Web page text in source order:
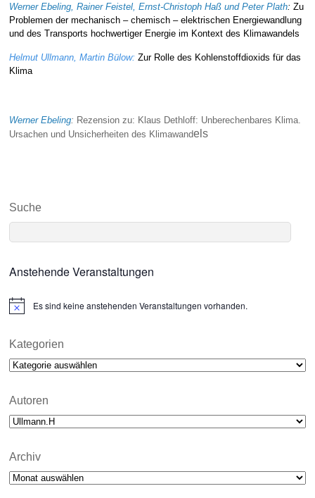
Werner Ebeling, Rainer Feistel, Ernst-Christoph Haß und Peter Plath:Zu
Problemen der mechanisch – chemisch – elektrischen Energiewandlung
und des Transports hochwertiger Energie im Kontext des Klimawandels
Helmut Ullmann, Martin Bülow:Zur Rolle des Kohlenstoffdioxids für das
Klima
Werner Ebeling: Rezension zu: Klaus Dethloff: Unberechenbares Klima.
Ursachen und Unsicherheiten des Klimawandels
Suche
Anstehende Veranstaltungen
N
i
e
Es sind keine anstehenden Veranstaltungen vorhanden.
Kategorien
Kategorien
Autoren
Archiv
Archiv